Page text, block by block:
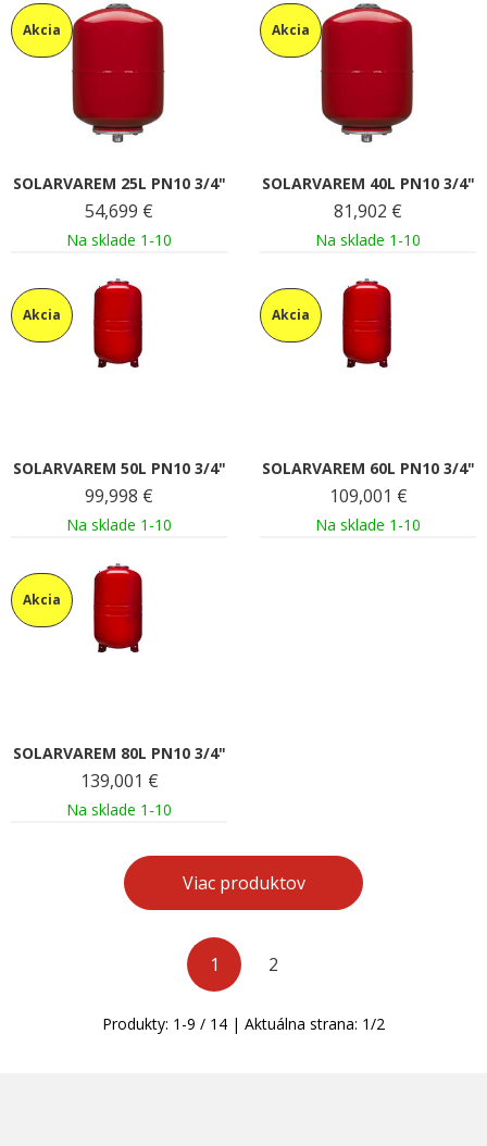
Akcia
SOLARVAREM 25L PN10 3/4"
54,699 €
Na sklade 1-10
Akcia
SOLARVAREM 40L PN10 3/4"
81,902 €
Na sklade 1-10
Akcia
SOLARVAREM 50L PN10 3/4"
99,998 €
Na sklade 1-10
Akcia
SOLARVAREM 60L PN10 3/4"
109,001 €
Na sklade 1-10
Akcia
SOLARVAREM 80L PN10 3/4"
139,001 €
Na sklade 1-10
Viac produktov
1 2
Produkty: 1 -9 / 14 | Aktuálna strana: 1/2